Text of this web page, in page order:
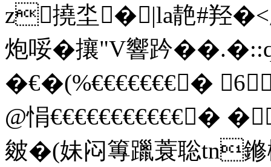
z撓坔�|la靘#羟
炮哸�攘"V響趻
�€�(%€€€€€€€�
@悁€€€€€€€€€€€�
皴�(妹闷 篿躐蓑聡tn